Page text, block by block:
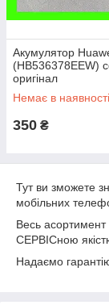
Акумулятор
(HB536378EEW)
оригінал
Немає в наявності
350 ₴
Тут ви зможете
мобільних
Весь
СЕРВІСною
Надаємо